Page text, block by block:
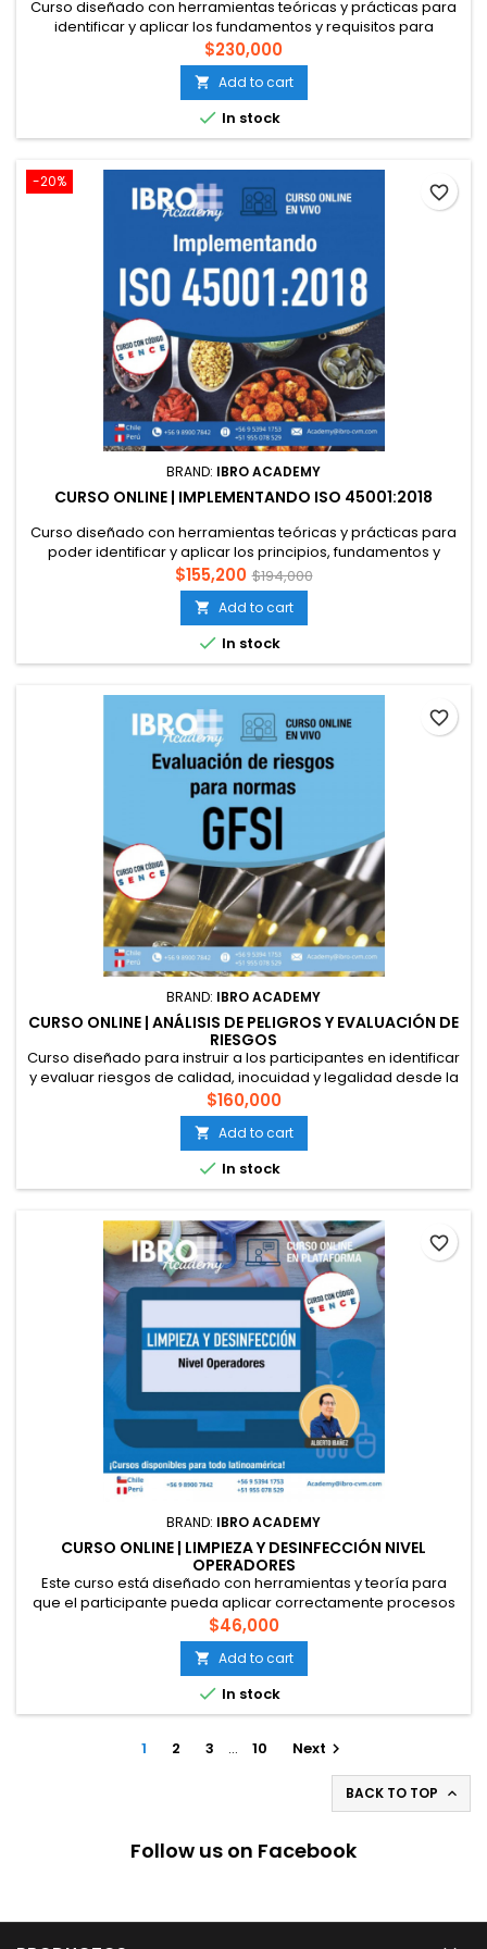
Curso diseñado con herramientas teóricas y prácticas para
identificar y aplicar los fundamentos y requisitos para
realizar auditorías del Comercio Ético-SEDEX en la gestión de
las organizaciones que tienen enfoque de mejorar su
desempeño social, laboral, legal y ambiental. Todo bajo un
enfoque integrado de gestión y del desempeño de los
procesos. Código...
$230,000
 Add to cart
 In stock
-20%
BRAND: IBRO ACADEMY
CURSO ONLINE | IMPLEMENTANDO ISO 45001:2018
Curso diseñado con herramientas teóricas y prácticas para
poder identificar y aplicar los principios, fundamentos y
requisitos de la norma ISO 45001:2018 mejorando el
desempeño del participante en seguridad, en los procesos
de producción de producto y de servicios. Con este curso
será posible ver un sistema de gestión de seguridad y salud
laboral basado...
$155,200 $194,000
 Add to cart
 In stock
favorite_border
BRAND: IBRO ACADEMY
CURSO ONLINE | ANÁLISIS DE PELIGROS Y EVALUACIÓN DE
RIESGOS
Curso diseñado para instruir a los participantes en identificar
y evaluar riesgos de calidad, inocuidad y legalidad desde la
perspectiva de las normas GFSI: BRC, IFS, FSSC 22000. Esto
permitirá implementar eficazmente un sistema de gestión
de la calidad e inocuidad alimentaria en establecimientos
que lo requieran. Código SENCE: En proceso (Solo Chile)....
$160,000
 Add to cart
 In stock
favorite_border
BRAND: IBRO ACADEMY
CURSO ONLINE | LIMPIEZA Y DESINFECCIÓN NIVEL
OPERADORES
Este curso está diseñado con herramientas y teoría para
que el participante pueda aplicar correctamente procesos
de limpieza y sanitización de superficies. Está enfocado
específicamente a entidades que se encargan de la
producción de alimentos, procesos de suma importancia a
la hora de validar nuestros establecimientos o empresas y
entregar confianza a...
$46,000
 Add to cart
 In stock
favorite_border
1 2 3 … 10 Next 
BACK TO TOP 
Follow us on Facebook